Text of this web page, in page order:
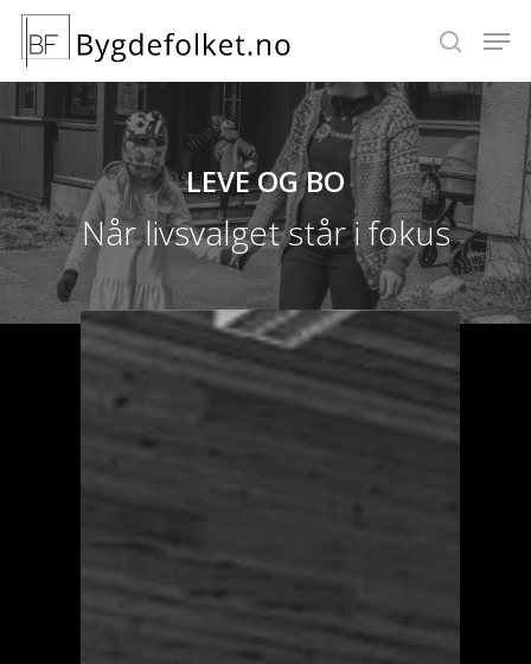
Hit enter to search or ESC to close
LEVEOGBO
Når livsvalget står i fokus